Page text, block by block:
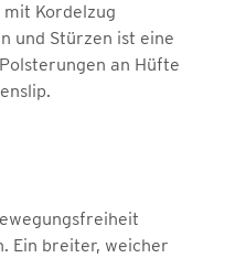
Kordelzug
und Stürzen ist eine
an Hüfte
Ein breiter, weicher